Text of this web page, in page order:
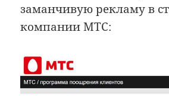
заманчивую рекламу в
компании МТС: